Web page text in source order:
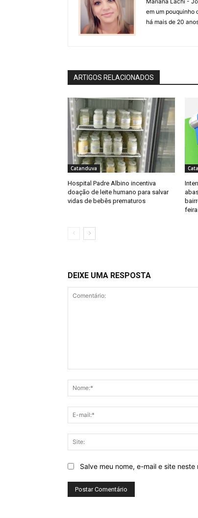
em um pouquinho
há mais de 20
ARTIGOS RELACIONADOS
Catanduva
Hospital Padre Albino incentiva
doação de leite humano para salvar
vidas de bebês prematuros
DEIXE UMA RESPOSTA
Salve meu nome, e-mail e site